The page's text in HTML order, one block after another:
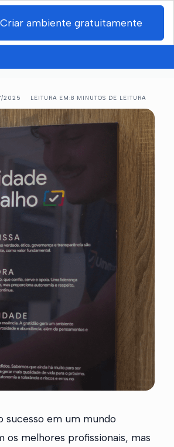
Criar ambiente gratuitamente
2025 LEITURA EM:8 MINUTOS DE LEITURA
sucesso em um mundo
melhores profissionais, mas